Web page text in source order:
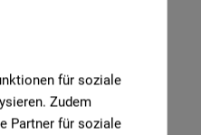
für soziale
Zudem
Partner für soziale